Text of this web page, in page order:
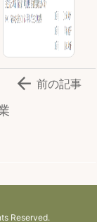
 前の記事
Reserved.